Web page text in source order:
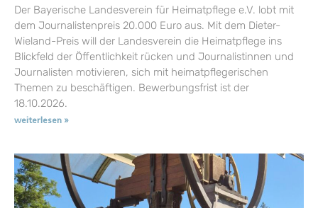
Der Bayerische Landesverein für Heimatpflege e.V. lobt mit
dem Journalistenpreis 20.000 Euro aus. Mit dem Dieter-
Wieland-Preis will der Landesverein die Heimatpflege ins
Blickfeld der Öffentlichkeit rücken und Journalistinnen und
Journalisten motivieren, sich mit heimatpflegerischen
Themen zu beschäftigen. Bewerbungsfrist ist der
18.10.2026.
weiterlesen »